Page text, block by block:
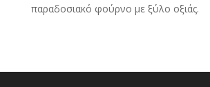
παραδοσιακό φούρνο με ξύλο οξιάς.